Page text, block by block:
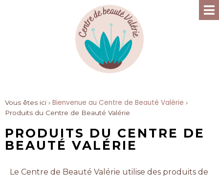
Vous êtes ici › Bienvenue au Centre de Beauté Valérie ›
Produits du Centre de Beauté Valérie
PRODUITS DU CENTRE DE
BEAUTÉ VALÉRIE
Le Centre de Beauté Valérie utilise des produits de